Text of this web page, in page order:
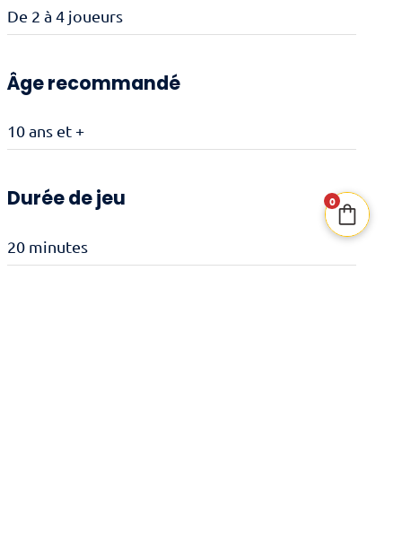
De 2 à 4 joueurs
Âge recommandé
10 ans et +
Durée de jeu
20 minutes
0